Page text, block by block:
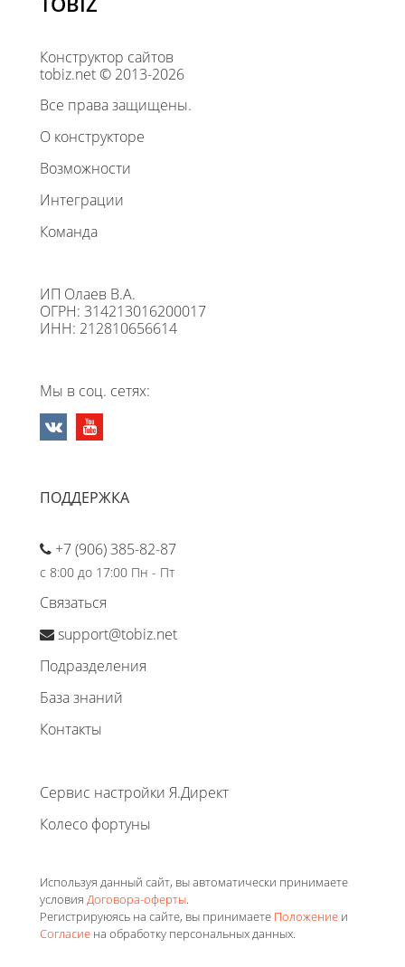
Конструктор сайтов
tobiz.net © 2013-2026
Все права защищены.
О конструкторе
Возможности
Интеграции
Команда
ИП Олаев В.А.
ОГРН: 314213016200017
ИНН: 212810656614
Мы в соц. сетях:
ПОДДЕРЖКА
+7 (906) 385-82-87
с 8:00 до 17:00 Пн - Пт
Связаться
support@tobiz.net
Подразделения
База знаний
Контакты
Сервис настройки Я.Директ
Колесо фортуны
Используя данный сайт, вы автоматически принимаете
условия Договора-оферты.
Регистрируюясь на сайте, вы принимаете Положение и
Согласие на обработку персональных данных.